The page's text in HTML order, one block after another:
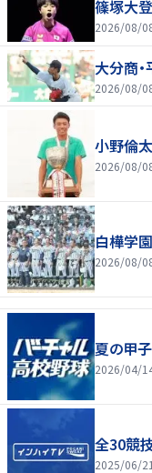
篠塚大
2026/08/
大分商
2026/08/
小野倫
2026/08/
白樺学
2026/08/
夏の甲
2026/04/
全30競
2025/06/